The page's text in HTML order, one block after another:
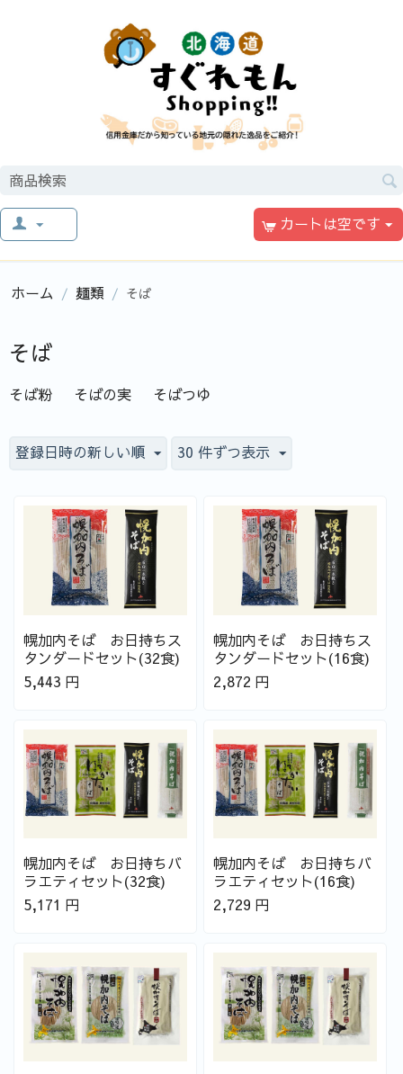
カートは空です
ホーム / 麺類 / そば
そば
そば粉 そばの実 そばつゆ
登録日時の新しい順 30 件ずつ表示
幌加内そば お日持ちス
タンダードセット(32食)
5,443 円
幌加内そば お日持ちス
タンダードセット(16食)
2,872 円
幌加内そば お日持ちバ
ラエティセット(32食)
5,171 円
幌加内そば お日持ちバ
ラエティセット(16食)
2,729 円